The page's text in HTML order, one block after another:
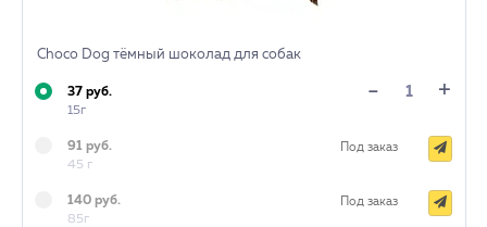
Choco Dog тёмный шоколад для собак
37 руб.
15г
- +
91 руб.
45 г
Под заказ
140 руб.
85г
Под заказ